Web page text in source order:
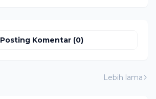
Posting Komentar (0)
Lebih lama